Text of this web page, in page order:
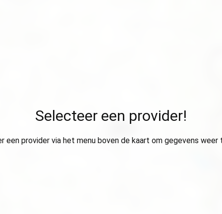
Selecteer een provider!
een provider via het menu boven de kaart om gegevens weer